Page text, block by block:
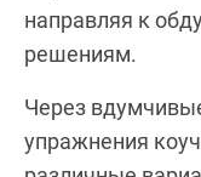
направляя к
решениям.
Через
упражнения